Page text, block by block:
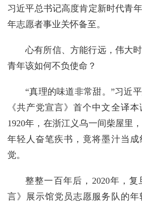
习近平总书记高度肯定新时代青
年志愿者事业关怀备至。
心有所信、方能行远，伟大
青年该如何不负使命？
“真理的味道非常甜。”习近
《共产党宣言》首个中文全译本
1920年，在浙江义乌一间柴屋里
年轻人奋笔疾书，竟将墨汁当
觉。
整整一百年后，2020年，
言》展示馆党员志愿服务队的